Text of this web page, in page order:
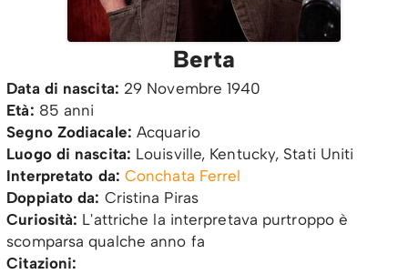
Berta
Data di nascita: 29 Novembre 1940
Età: 85 anni
Segno Zodiacale: Acquario
Luogo di nascita: Louisville, Kentucky, Stati Uniti
Interpretato da: Conchata Ferrel
Doppiato da: Cristina Piras
Curiosità: L'attriche la interpretava purtroppo è
scomparsa qualche anno fa
Citazioni: